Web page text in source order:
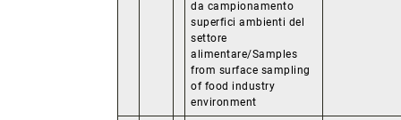
da campionamento
superfici ambienti del
settore
alimentare/Samples
from surface sampling
of food industry
environment